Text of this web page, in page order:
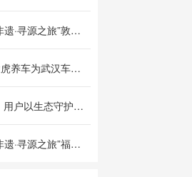
长安汽车“魅力非遗·寻源之旅”敦煌站：重走丝路古道，共绘非遗画卷
为爱车“充电” 途虎养车为武汉车主提供免费搭电服务
践行社会责任 ，用户以生态守护共筑绿色屏障——深蓝汽车乌梁素海护鸟公益活动成功举办
长安汽车“魅力非遗·寻源之旅”福州站：共溯海丝文脉，传承船政匠心